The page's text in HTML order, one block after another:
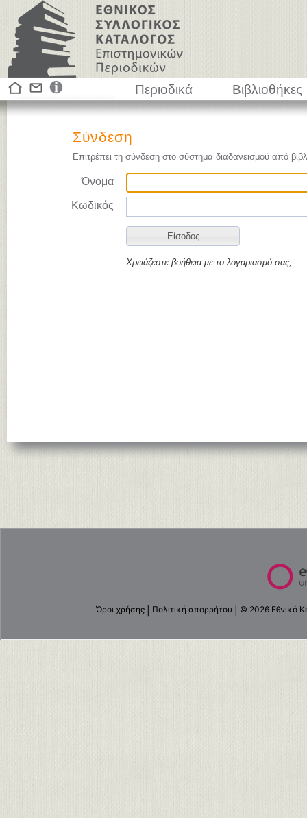
Περιοδικά Βιβλιοθήκες
Σύνδεση
Επιτρέπει τη σύνδεση στο σύστημα διαδανεισμού από
Όνομα
Κωδικός
Χρειάζεστε βοήθεια με το λογαριασμό σας;